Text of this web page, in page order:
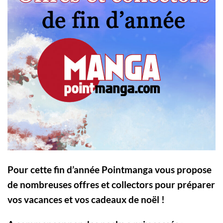
Pour cette fin d’année Pointmanga vous propose
de nombreuses offres et collectors pour préparer
vos vacances et vos cadeaux de noël !